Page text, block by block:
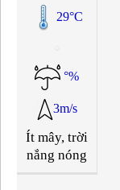
29°C
°%
3m/s
Ít mây, trời
nắng nóng